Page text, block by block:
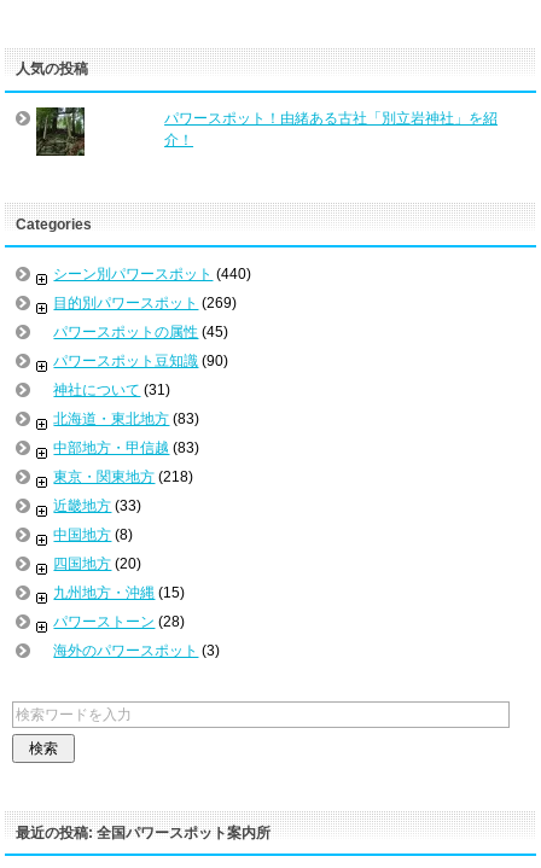
人気の投稿
パワースポット！由緒ある古社「別立岩神社」を紹
介！
Categories
シーン別パワースポット (440)
目的別パワースポット (269)
パワースポットの属性 (45)
パワースポット豆知識 (90)
神社について (31)
北海道・東北地方 (83)
中部地方・甲信越 (83)
東京・関東地方 (218)
近畿地方 (33)
中国地方 (8)
四国地方 (20)
九州地方・沖縄 (15)
パワーストーン (28)
海外のパワースポット (3)
最近の投稿: 全国パワースポット案内所